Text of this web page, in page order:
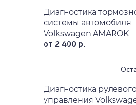
Диагностика
системы автомобиля
Volkswagen AMAROK
от 2 400 р.
Диагностика рулевого
управления